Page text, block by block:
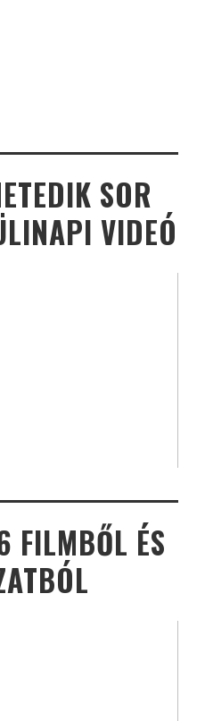
SOR
VIDEÓ
FILMBŐL ÉS